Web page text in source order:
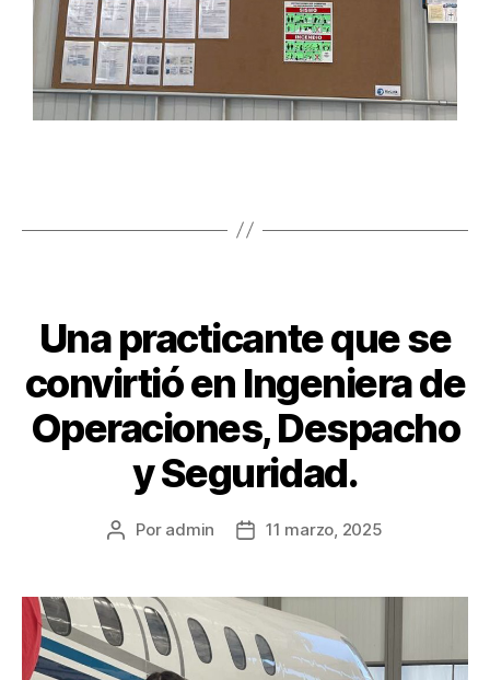
Una practicante que se
convirtió en Ingeniera de
Operaciones, Despacho
y Seguridad.
Por admin 11 marzo, 2025